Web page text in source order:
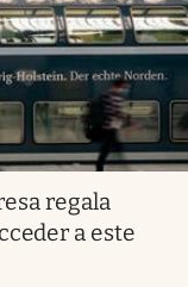
regala
a este